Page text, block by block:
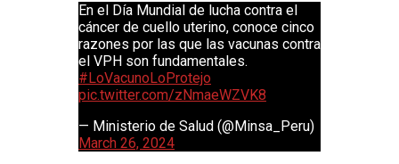
En el Día Mundial de lucha contra el
cáncer de cuello uterino, conoce cinco
razones por las que las vacunas contra
el VPH son fundamentales.
#LoVacunoLoProtejo
pic.twitter.com/zNmaeWZVK8
— Ministerio de Salud (@Minsa_Peru)
March 26, 2024